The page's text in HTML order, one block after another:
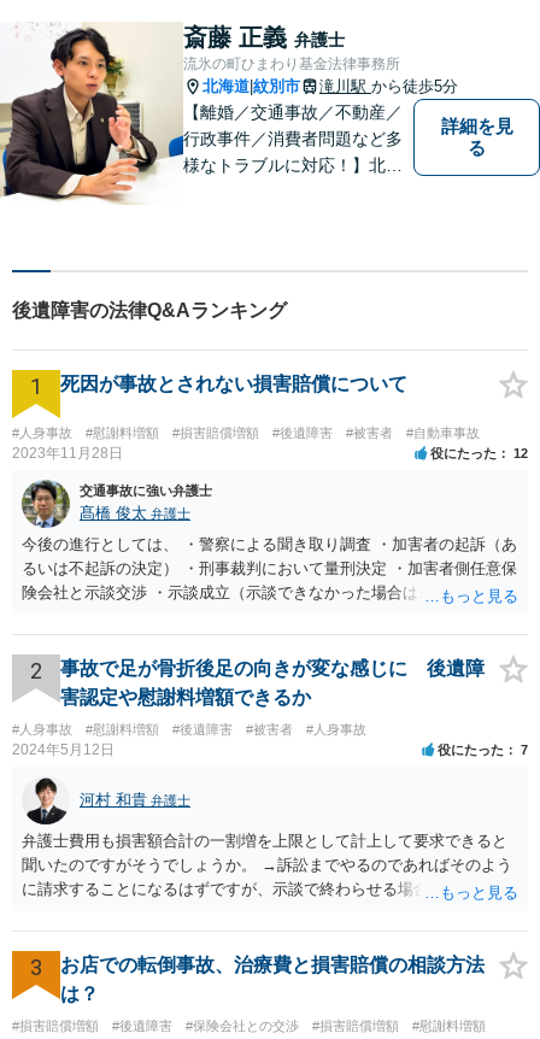
斎藤 正義 弁護士
流氷の町ひまわり基金法律事務所
北海道 紋別市 滝川駅 から徒歩5分
【離婚／交通事故／不動産／
行政事件／消費者問題など多
様なトラブルに対応！】北海
のフットワークで迅速な事件
解決を目指します！
詳細を見
る
後遺障害の法律Q&Aランキング
1 死因が事故とされない損害賠償について
#人身事故 #慰謝料増額 #損害賠償増額 #後遺障害 #被害者 #自動車事故
2023年11月28日 役にたった 12
交通事故に強い弁護士
髙橋 俊太 弁護士
今後の進行としては、 ・警察による聞き取り調査 ・加害者の起訴（あ
るいは不起訴の決定） ・刑事裁判において量刑決定 ・加害者側任意保
険会社と示談交渉 ・示談成立（示談できなかった場合は裁判） となり
加害者に対する処罰感情など尋ねられるはずですので、率直にお答え
になるとよいと思います。
2
事故で足が骨折後足の向きが変な感じに 後遺障
害認定や慰謝料増額できるか
#人身事故 #慰謝料増額 #後遺障害 #被害者 #人身事故
2024年5月12日 役にたった 7
河村 和貴 弁護士
弁護士費用も損害額合計の一割増を上限として計上して要求できると
聞いたのですがそうでしょうか。 →訴訟までやるのであればそのよう
に請求することになるはずですが、示談で終わらせる場合には、そこ
ならほとんど充足できるか多くが返ってくるイメージなので頼むのも
いいかなと思うのですが。 →LAC基準でもそうかもしれませんし、交
通事故事案ではより定額の費用としている法律事務所も多いように思
います。費用面も含めて、弁護士さんを検討してみるとよいかもしれ
ませんね。 かなり具体的な話も多くなっているので、法律事務所に問
3
お店での転倒事故、治療費と損害賠償の相談方法
は？
#損害賠償増額 #後遺障害 #保険会社との交渉 #損害賠償増額 #慰謝料増額